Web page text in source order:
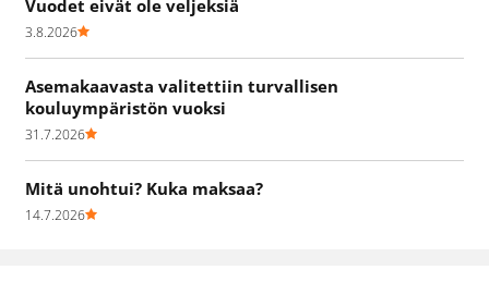
Vuodet eivät ole veljeksiä
3.8.2026
Asemakaavasta valitettiin turvallisen
kouluympäristön vuoksi
31.7.2026
Mitä unohtui? Kuka maksaa?
14.7.2026